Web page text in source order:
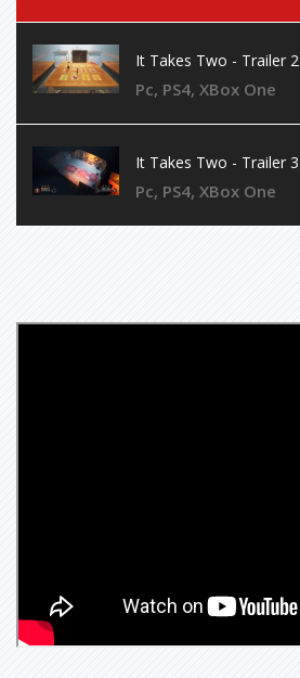
It Takes Two - Trailer 2
Pc, PS4, XBox One
It Takes Two - Trailer 3
Pc, PS4, XBox One